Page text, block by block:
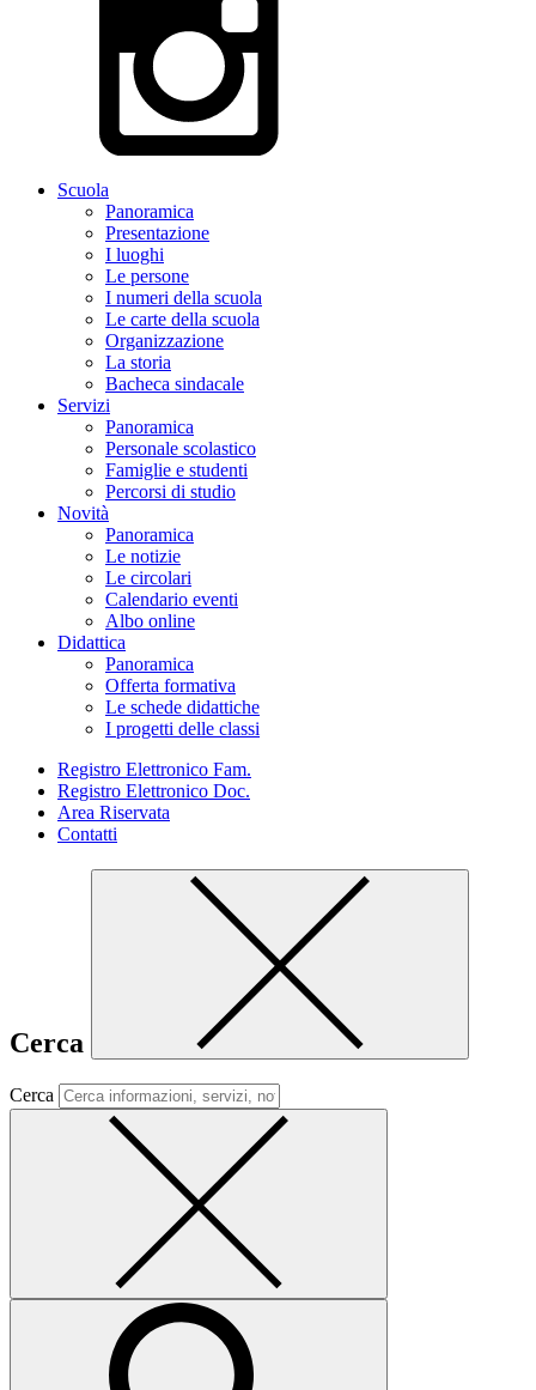
Scuola
Panoramica
Presentazione
I luoghi
Le persone
I numeri della scuola
Le carte della scuola
Organizzazione
La storia
Bacheca sindacale
Servizi
Panoramica
Personale scolastico
Famiglie e studenti
Percorsi di studio
Novità
Panoramica
Le notizie
Le circolari
Calendario eventi
Albo online
Didattica
Panoramica
Offerta formativa
Le schede didattiche
I progetti delle classi
Registro Elettronico Fam.
Registro Elettronico Doc.
Area Riservata
Contatti
Cerca
Cerca